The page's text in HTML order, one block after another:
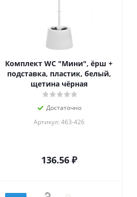
Комплект WC "Мини", ёрш +
подставка, пластик, белый,
щетина чёрная
Достаточно
Артикул: 463-426
136.56₽